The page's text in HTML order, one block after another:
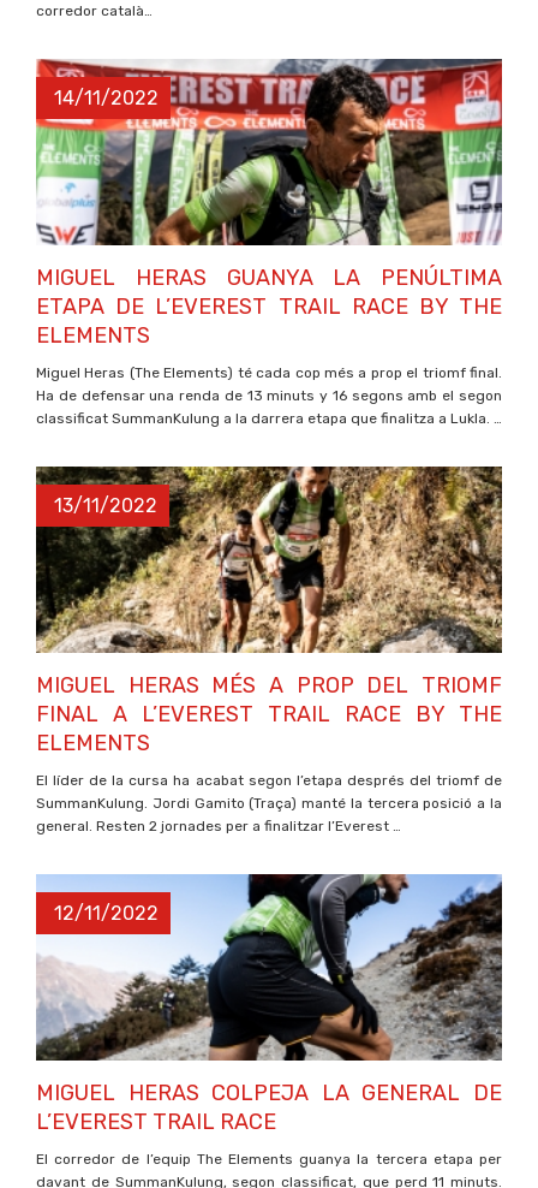
corredor català…
14/11/2022
MIGUEL HERAS GUANYA LA PENÚLTIMA
ETAPA DE L’EVEREST TRAIL RACE BY THE
ELEMENTS
Miguel Heras (The Elements) té cada cop més a prop el triomf final.
Ha de defensar una renda de 13 minuts y 16 segons amb el segon
classificat SummanKulung a la darrera etapa que finalitza a Lukla. …
13/11/2022
MIGUEL HERAS MÉS A PROP DEL TRIOMF
FINAL A L’EVEREST TRAIL RACE BY THE
ELEMENTS
El líder de la cursa ha acabat segon l’etapa després del triomf de
SummanKulung. Jordi Gamito (Traça) manté la tercera posició a la
general. Resten 2 jornades per a finalitzar l’Everest …
12/11/2022
MIGUEL HERAS COLPEJA LA GENERAL DE
L’EVEREST TRAIL RACE
El corredor de l’equip The Elements guanya la tercera etapa per
davant de SummanKulung, segon classificat, que perd 11 minuts.